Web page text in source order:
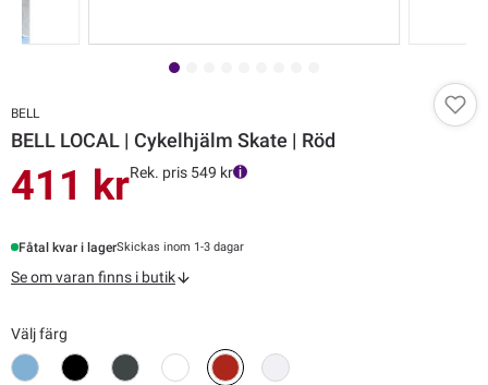
BELL
BELL LOCAL | Cykelhjälm Skate | Röd
411 krRek. pris 549 kr
Fåtal kvar i lagerSkickas inom 1-3 dagar
Se om varan finns i butik
Välj färg